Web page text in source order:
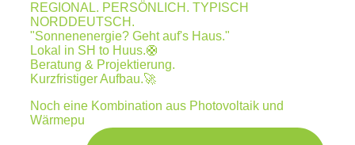
REGIONAL. PERSÖNLICH. TYPISCH
NORDDEUTSCH.
"Sonnenenergie? Geht auf's Haus."
Lokal in SH to Huus.🛟
Beratung & Projektierung.
Kurzfristiger Aufbau.🚀
Noch eine Kombination aus Photovoltaik und
Wärmepu